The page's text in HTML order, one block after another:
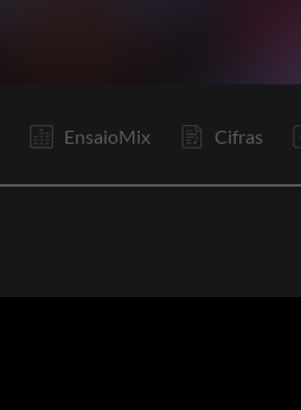
EnsaioMix Cifras